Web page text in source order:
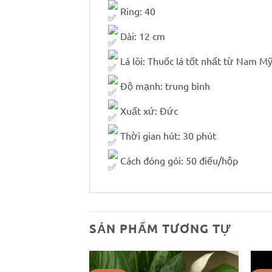
Ring: 40
Dài: 12 cm
Lá lõi: Thuốc lá tốt nhất từ ​​Nam Mỹ
Độ mạnh: trung bình
Xuất xứ: Đức
Thời gian hút: 30 phút
Cách đóng gói: 50 điếu/hộp
SẢN PHẨM TƯƠNG TỰ